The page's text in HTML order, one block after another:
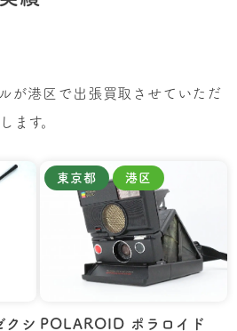
が港区で出張買取させていただ
ます。
シ
東京都 港区
POLAROID ポラロイド